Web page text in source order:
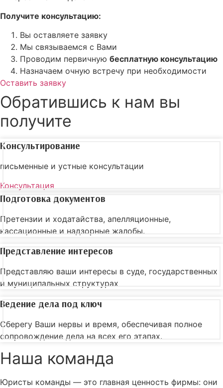
Получите консультацию:
Вы оставляете заявку
Мы связываемся с Вами
Проводим первичную бесплатную консультацию
Назначаем очную встречу при необходимости
Оставить заявку
Обратившись к нам вы
получите
Консультирование
письменные и устные консультации
Консультация
Подготовка документов
Претензии и ходатайства, апелляционные,
кассационные и надзорные жалобы.
Представление интересов
Представляю ваши интересы в суде, государственных
и муниципальных структурах
Ведение дела под ключ
Сберегу Ваши нервы и время, обеспечивая полное
сопровождение дела на всех его этапах.
Наша команда
Юристы команды — это главная ценность фирмы: они